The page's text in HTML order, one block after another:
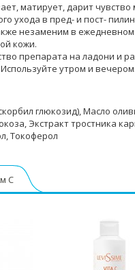
матирует, дарит чувство
ухода в пред- и пост-
незаменим в
кожи.
препарата на ладони и
утром и вечером.
глюкозид), Масло
Экстракт тростника
Токоферол
С